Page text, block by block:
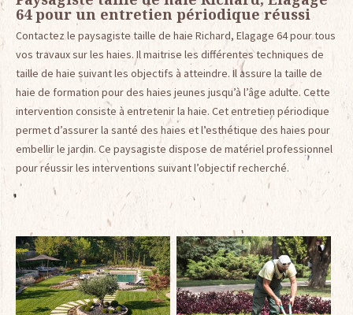
64 pour un entretien périodique réussi
Contactez le paysagiste taille de haie Richard, Elagage 64 pour tous
vos travaux sur les haies. Il maitrise les différentes techniques de
taille de haie suivant les objectifs à atteindre. Il assure la taille de
haie de formation pour des haies jeunes jusqu’à l’âge adulte. Cette
intervention consiste à entretenir la haie. Cet entretien périodique
permet d’assurer la santé des haies et l’esthétique des haies pour
embellir le jardin. Ce paysagiste dispose de matériel professionnel
pour réussir les interventions suivant l’objectif recherché.